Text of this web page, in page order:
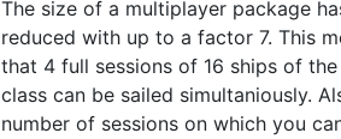
The size of a multiplayer package
reduced with up to a factor 7. This
that 4 full sessions of 16 ships of
class can be sailed simultaniously.
number of sessions on which you